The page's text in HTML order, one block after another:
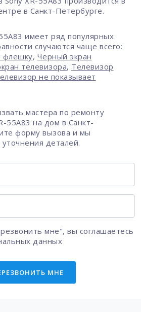
в Санкт-Петербурге.
имеет ряд популярных
случаются чаще всего:
флешку, Черный экран
телевизора, Телевизор
не показывает
мастера по ремонту
55A83 на дом в Санкт-
форму вызова и мы
деталей.
мне", вы соглашаетесь
данных
МНЕ